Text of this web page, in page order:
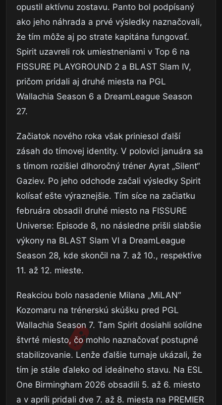
opustil aktívnu zostavu. Panto bol podpísaný
ako jeho náhrada a prvé výsledky naznačovali,
že tím môže aj po strate kapitána fungovať.
Spirit uzavreli rok umiestneniami v Top 6 na
FISSURE PLAYGROUND 2 a BLAST Slam IV,
pričom pridali aj druhé miesta na PGL
Wallachia Season 6 a DreamLeague Season
27.
Začiatok nového roka však priniesol ďalší
zásah do tímovej identity. V polovici januára sa
s tímom rozišiel dlhoročný tréner Ayrat „Silent“
Gaziev. Po jeho odchode začali výsledky Spirit
kolísať ešte výraznejšie. Tím síce na začiatku
februára obsadil druhé miesto na FISSURE
Universe: Episode 8, no následne prišli slabšie
výkony na BLAST Slam VI a DreamLeague
Season 28, kde skončil na 7. až 10., respektíve
11. až 12. mieste.
Reakciou bolo nasadenie Milana „MiLAN“
Kozomaru na trénerskú skúšku pred PGL
Wallachia Season 7. Tam Spirit dosiahli solídne
štvrté miesto, čo mohlo naznačovať postupné
stabilizovanie. Lenže ďalšie turnaje ukázali, že
tím je stále ďaleko od ideálneho stavu. Na ESL
One Birmingham 2026 obsadili 5. až 6. miesto
a v apríli pridali dve 7. až 8. miesta na PREMIER